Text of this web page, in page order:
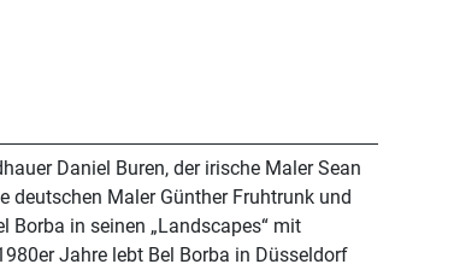
Daniel Buren, der irische Maler Sean
deutschen Maler Günther Fruhtrunk und
Borba in seinen „Landscapes“ mit
Jahre lebt Bel Borba in Düsseldorf